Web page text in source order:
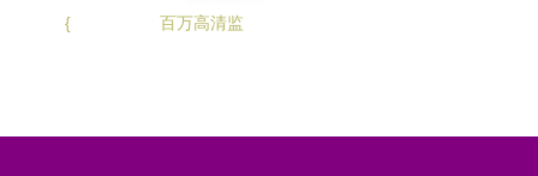
厂家推荐
{
百万高清监